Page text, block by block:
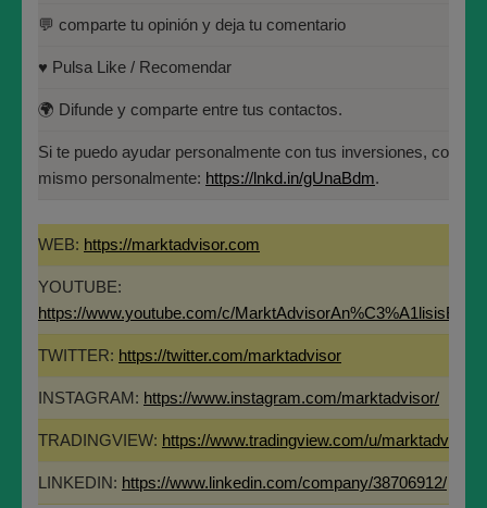
LINKEDIN:https://www.linkedin.com/company/38706912/
José María López Higuera
Fundador de MARKT ADVISOR.
Técnicos y Cuantitativos (IEATEC).
Programa Directivo en Innovación y
Tecnología Financiera (IEB).
Máster en Bolsa y Mercados Financieros
(IEB): Autorizado por la CNMV para el
asesoramiento financiero (MIFID II):
https://www.cnmv.es/portal/Titulos-
Acreditados-Listado.aspx
Especialista en Análisis Técnico y
Si te aporta valor este análisis y te ha parecido interesante, por
ayúdanos en un instante:
🔔 Suscríbete y dale a la campanita para no perderte ninguno de
Universidad Politécnica de
💬 comparte tu opinión y deja tu comentario
♥️ Pulsa Like / Recomendar
🌍 Difunde y comparte entre tus contactos.
Si te puedo ayudar personalmente con tus inversiones,
mismo personalmente: https://lnkd.in/gUnaBdm.
WEB: https://marktadvisor.com
YOUTUBE:
https://www.youtube.com/c/
TWITTER: https://twitter.com/marktadvisor
INSTAGRAM: https://www.instagram.com/marktadvisor/
TRADINGVIEW: https://www.tradingview.com/u/marktadvisor/
LINKEDIN: https://www.linkedin.com/company/38706912/